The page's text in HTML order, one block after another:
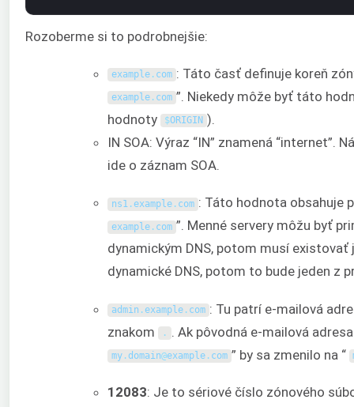
Rozoberme si to podrobnejšie:
example. com : Táto časť definuje koreň
example. com ”. Niekedy môže byť táto
hodnoty
$ORIGIN ).
IN SOA: Výraz “IN” znamená “internet”.
ide o záznam SOA.
ns1.example. com : Táto hodnota obsahuje
example. com ”. Menné servery môžu byť
dynamickým DNS, potom musí existovať
dynamické DNS, potom to bude jeden z
admin .example. com : Tu patrí e-mailová
znakom
. . Ak pôvodná e-mailová
my.domain@example. com ” by sa zmenilo na “
12083: Je to sériové číslo zónového